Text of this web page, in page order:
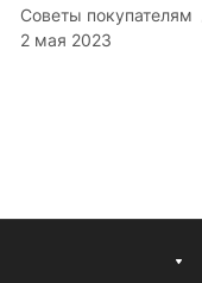
Советы покупателям
2 мая 2023